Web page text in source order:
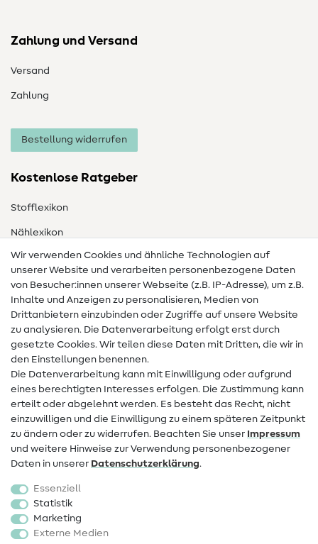
Zahlung und Versand
Versand
Zahlung
Bestellung widerrufen
Kostenlose Ratgeber
Stofflexikon
Nählexikon
Nähanleitungen
Hilfe & Kontakt
Kontakt
Infos zum Betreiberwechsel
Widerrufsrecht
Beliebt
Stoffe
Sale
Schnittmuster
Wir verwenden Cookies und ähnliche Technologien auf
unserer Website und verarbeiten personenbezogene Daten
von Besucher:innen unserer Webseite (z.B. IP-Adresse), um z.B.
Inhalte und Anzeigen zu personalisieren, Medien von
Drittanbietern einzubinden oder Zugriffe auf unsere Website
zu analysieren. Die Datenverarbeitung erfolgt erst durch
gesetzte Cookies. Wir teilen diese Daten mit Dritten, die wir in
den Einstellungen benennen.
Die Datenverarbeitung kann mit Einwilligung oder aufgrund
eines berechtigten Interesses erfolgen. Die Zustimmung kann
erteilt oder abgelehnt werden. Es besteht das Recht, nicht
einzuwilligen und die Einwilligung zu einem späteren Zeitpunkt
zu ändern oder zu widerrufen. Beachten Sie unser Impressum
und weitere Hinweise zur Verwendung personenbezogener
Daten in unserer Daten­schutz­erklärung.
Essenziell
Statistik
Marketing
Externe Medien